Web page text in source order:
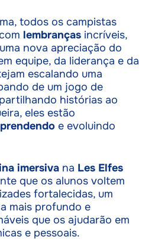
todos os campistas
lembrançasincríveis,
nova apreciação do
equipe, da liderança e da
escalando uma
de um jogo de
histórias ao
eles estão
e evoluindo
imersivana Les Elfes
que os alunos voltem
fortalecidas, um
mais profundo e
que os ajudarão em
e pessoais.